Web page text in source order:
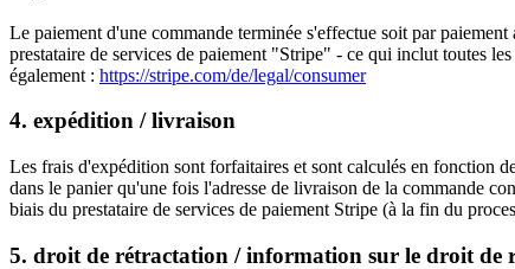
Le paiement d'une commande terminée s'effectue soit par
prestataire de services de paiement "Stripe" - ce qui inclut toutes
également : https://stripe.com/de/legal/consumer
4. expédition / livraison
Les frais d'expédition sont forfaitaires et sont calculés en fonction
dans le panier qu'une fois l'adresse de livraison de la commande
biais du prestataire de services de paiement Stripe (à la fin du
5. droit de rétractation / information sur le droit de